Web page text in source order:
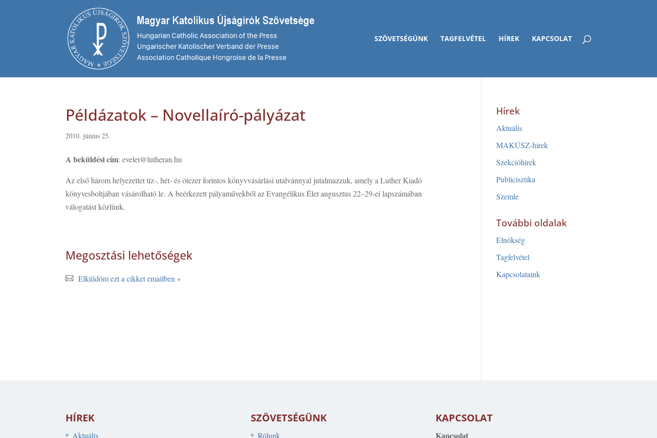
SZÖVETSÉGÜNK TAGFELVÉTEL HÍREK KAPCSOLAT
Példázatok – Novellaíró-pályázat
2010. június 25.
A beküldési cím: evelet@lutheran.hu
Az első három helyezettet tíz-, hét- és ötezer forintos könyvvásárlási utalvánnyal jutalmazzuk, amely a Luther Kiadó
könyvesboltjában vásárolható le. A beérkezett pályaművekből az Evangélikus Élet augusztus 22–29-ei lapszámában
válogatást közlünk.
Megosztási lehetőségek
Elküldöm ezt a cikket emailben »
Hírek
Aktuális
MAKÚSZ-hírek
Szekcióhírek
Publicisztika
Szemle
További oldalak
Elnökség
Tagfelvétel
Kapcsolataink
HÍREK
Aktuális
SZÖVETSÉGÜNK
Rólunk
KAPCSOLAT
Kapcsolat